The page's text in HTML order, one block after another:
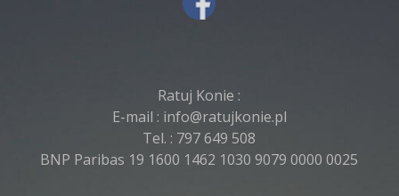
Ratuj Konie :
E-mail : info@ratujkonie.pl
Tel. : 797 649 508
BNP Paribas 19 1600 1462 1030 9079 0000 0025